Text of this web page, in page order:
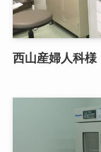
西山産婦人科様